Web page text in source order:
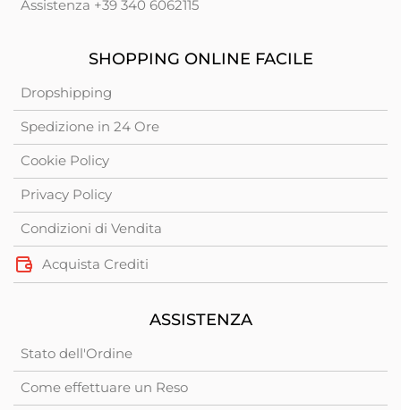
Assistenza +39 340 6062115
SHOPPING ONLINE FACILE
Dropshipping
Spedizione in 24 Ore
Cookie Policy
Privacy Policy
Condizioni di Vendita
Acquista Crediti
ASSISTENZA
Stato dell'Ordine
Come effettuare un Reso